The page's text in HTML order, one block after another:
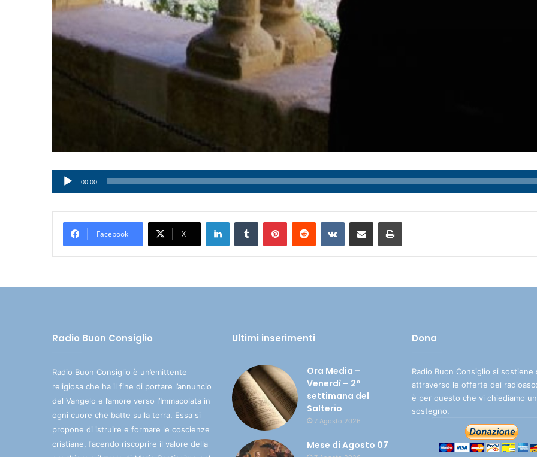
Audio
Player
00:00
Facebook X
Radio Buon Consiglio
Radio Buon Consiglio è un’emittente
religiosa che ha il fine di portare l’annuncio
del Vangelo e l’amore verso l’Immacolata in
ogni cuore che batte sulla terra. Essa si
propone di istruire e formare le coscienze
cristiane, facendo riscoprire il valore della
Ultimi inserimenti
Ora Media –
Venerdì – 2°
settimana del
Salterio
7 Agosto 2026
Mese di Agosto 07
Dona
Radio Buon Consiglio si sostiene
attraverso le offerte dei
è per questo che vi chiediamo un
sostegno.